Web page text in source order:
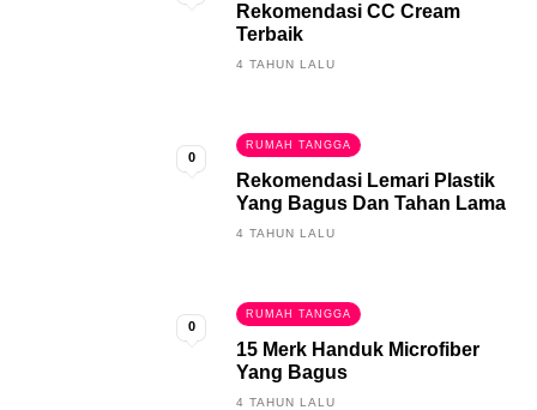
Rekomendasi CC Cream
Terbaik
4 TAHUN LALU
0
RUMAH TANGGA
Rekomendasi Lemari Plastik
Yang Bagus Dan Tahan Lama
4 TAHUN LALU
0
RUMAH TANGGA
15 Merk Handuk Microfiber
Yang Bagus
4 TAHUN LALU